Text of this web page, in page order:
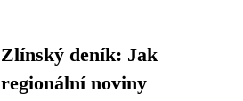
Zlínský deník: Jak
regionální noviny